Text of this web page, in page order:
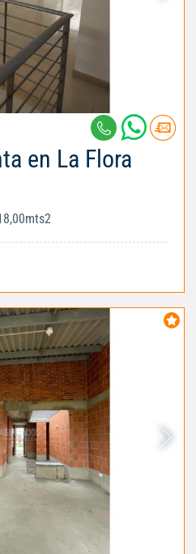
en La Flora